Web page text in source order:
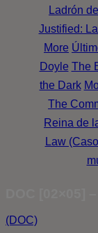
Ladrón
Justified:
More
Doyle The
the Dark
The
Reina de
Law
(DOC)